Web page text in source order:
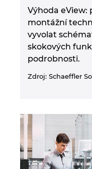
Výhoda eView:
montážní
vyvolat
skokových
podrobnosti.
Zdroj: Schaeffler